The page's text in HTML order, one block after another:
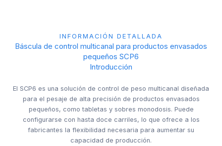
INFORMACIÓN DETALLADA
Báscula de control multicanal para productos envasados
pequeños SCP6
Introducción
El SCP6 es una solución de control de peso multicanal diseñada
para el pesaje de alta precisión de productos envasados
pequeños, como tabletas y sobres monodosis. Puede
configurarse con hasta doce carriles, lo que ofrece a los
fabricantes la flexibilidad necesaria para aumentar su
capacidad de producción.